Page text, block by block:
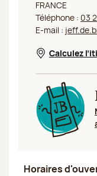
FRANCE
Téléphone : 03
E-mail :
Calculez
Horaires